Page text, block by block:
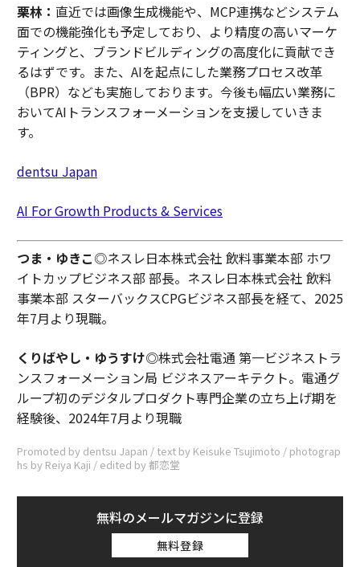
栗林： 直近では画像生成機能や、MCP連携などシステム
面での機能強化も予定しており、より精度の高いマーケ
ティングと、ブランドビルディングの高度化に貢献でき
るはずです。また、AIを起点にした業務プロセス改革
（BPR）なども実施しております。今後も幅広い業務に
おいてAIトランスフォーメーションを支援していきま
す。
dentsu Japan
AI For Growth Products & Services
つま・ゆきこ◎ネスレ日本株式会社 飲料事業本部 ホワ
イトカップビジネス部 部長。ネスレ日本株式会社 飲料
事業本部 スターバックスCPGビジネス部長を経て、2025
年7月より現職。
くりばやし・ゆうすけ◎株式会社電通 第一ビジネストラ
ンスフォーメーション局 ビジネスアーキテクト。電通グ
ループ初のデジタルプロダクト専門企業の立ち上げ期を
経験後、2024年7月より現職
Promoted by dentsu Japan / text by Keisuke Tsujimoto / photograp
hs by Reiya Kaji / edited by 都恋堂
無料のメールマガジンに登録
無料登録